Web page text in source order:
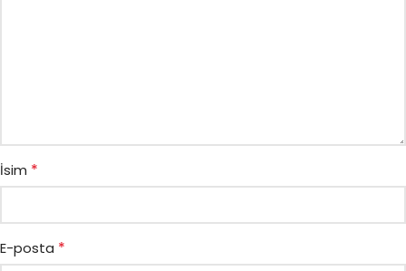
İsim *
E-posta *